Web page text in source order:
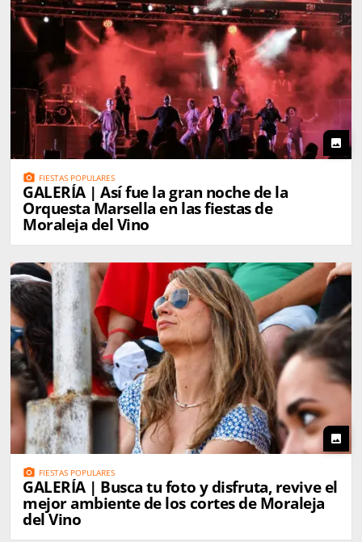
photo
photo_camera FIESTAS POPULARES
GALERÍA | Así fue la gran noche de la
Orquesta Marsella en las fiestas de
Moraleja del Vino
photo
photo_camera FIESTAS POPULARES
GALERÍA | Busca tu foto y disfruta, revive el
mejor ambiente de los cortes de Moraleja
del Vino